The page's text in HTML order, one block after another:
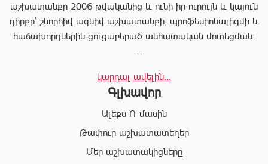
աշխատանքը 2006 թվականից և ունի իր ուրույն և կայուն
դիրքը՝ շնորհիվ ազնիվ աշխատանքի, պրոֆեսիոնալիզմի և
հաճախորդներին ցուցաբերած անհատական մոտեցման:
ամբողջական փաթեթ, որը թույլ է տալիս հաճախորդին
արագ իրագործել ցանկացած գործարք անշարժ գույքի
ոլորտում:
շնորհիվ՝ «Ալեքս-Ռ» ընկերության պրոֆեսիոնալ
անձնակազմը Ձեզ կօգնի իրականացնել շահավետ
կարդալ ավելին...
Գլխավոր
Ալեքս-Ռ մասին
Թափուր աշխատատեղեր
Մեր աշխատակիցները